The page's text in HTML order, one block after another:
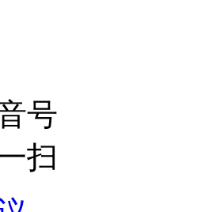
号
扫